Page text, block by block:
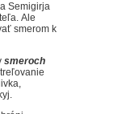
Semigirja
Ale
smerom k
smeroch